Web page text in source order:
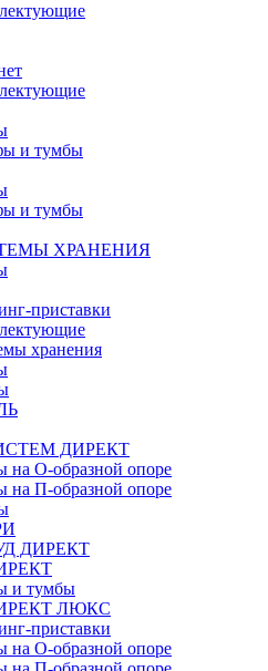
и тумбы
и тумбы
ХРАНЕНИЯ
приставки
хранения
ДИРЕКТ
на О-образной опоре
на П-образной опоре
ДИРЕКТ
и тумбы
ЛЮКС
приставки
на О-образной опоре